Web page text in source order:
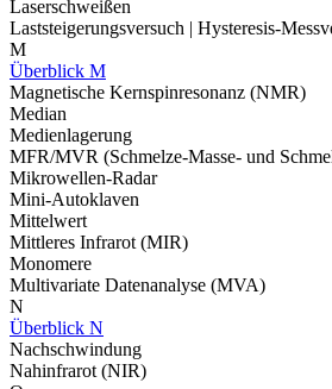
Laserschweißen
Laststeigerungsversuch | Hysteresis-
M
Überblick M
Magnetische Kernspinresonanz (NMR)
Median
Medienlagerung
MFR/MVR (Schmelze-Masse- und
Mikrowellen-Radar
Mini-Autoklaven
Mittelwert
Mittleres Infrarot (MIR)
Monomere
Multivariate Datenanalyse (MVA)
N
Überblick N
Nachschwindung
Nahinfrarot (NIR)